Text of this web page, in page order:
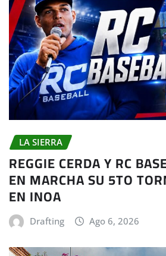
LA SIERRA
REGGIE CERDA Y RC
EN MARCHA SU 5TO
EN INOA
Drafting Ago 6, 2026